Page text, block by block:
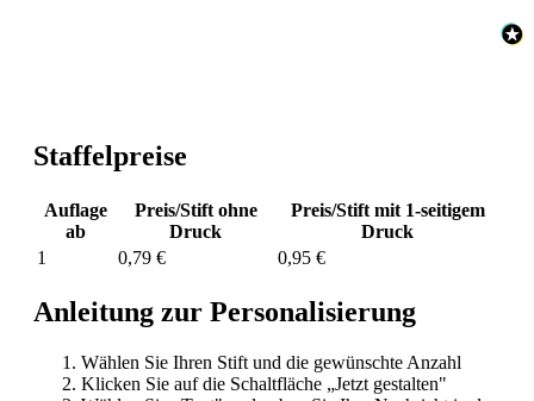
Staffelpreise
Auflage
ab
Preis/Stift ohne
Druck
Preis/Stift mit 1-seitigem
Druck
1
0,79 € 0,95 €
Anleitung zur Personalisierung
Wählen Sie Ihren Stift und die gewünschte Anzahl
Klicken Sie auf die Schaltfläche „Jetzt gestalten"